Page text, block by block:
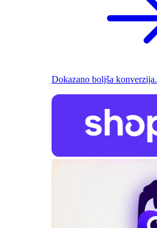
Dokazano boljša konverzija.